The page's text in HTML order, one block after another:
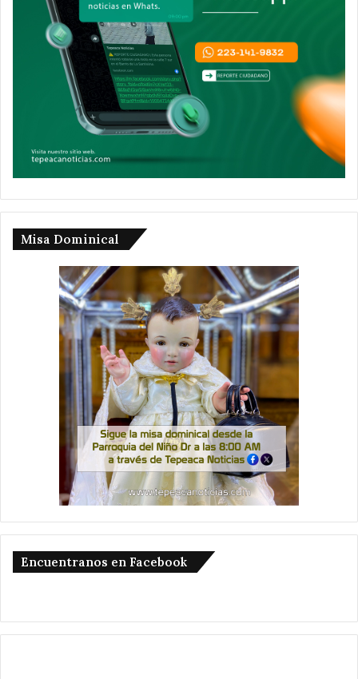
Misa Dominical
Encuentranos en Facebook